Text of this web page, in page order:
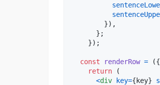
}) ,
} ;
}) ;
const renderRow = ({
return
(
<div key={ key}